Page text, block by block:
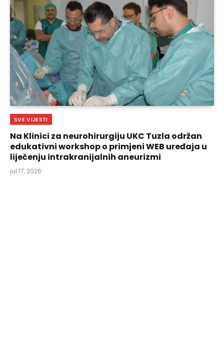
SVE VIJESTI
Na Klinici za neurohirurgiju UKC Tuzla održan
edukativni workshop o primjeni WEB uređaja u
liječenju intrakranijalnih aneurizmi
jul 17, 2026